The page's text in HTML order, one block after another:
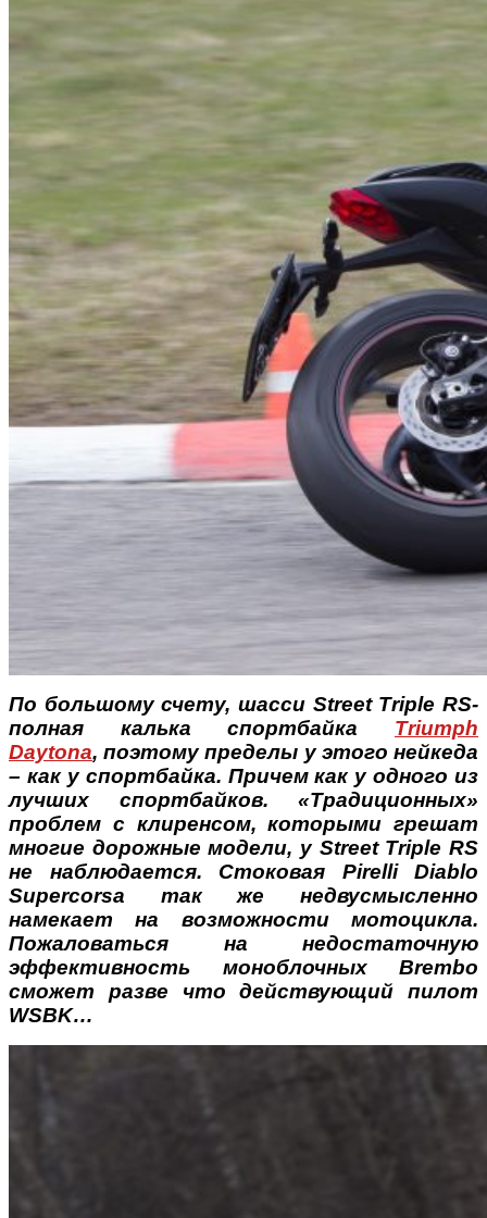
По большому счету, шасси Street Triple RS-
полная калька спортбайка Triumph
Daytona, поэтому пределы у этого нейкеда
– как у спортбайка. Причем как у одного из
лучших спортбайков. «Традиционных»
проблем с клиренсом, которыми грешат
многие дорожные модели, у Street Triple RS
не наблюдается. Стоковая Pirelli Diablo
Supercorsa так же недвусмысленно
намекает на возможности мотоцикла.
Пожаловаться на недостаточную
эффективность моноблочных Brembo
сможет разве что действующий пилот
WSBK…